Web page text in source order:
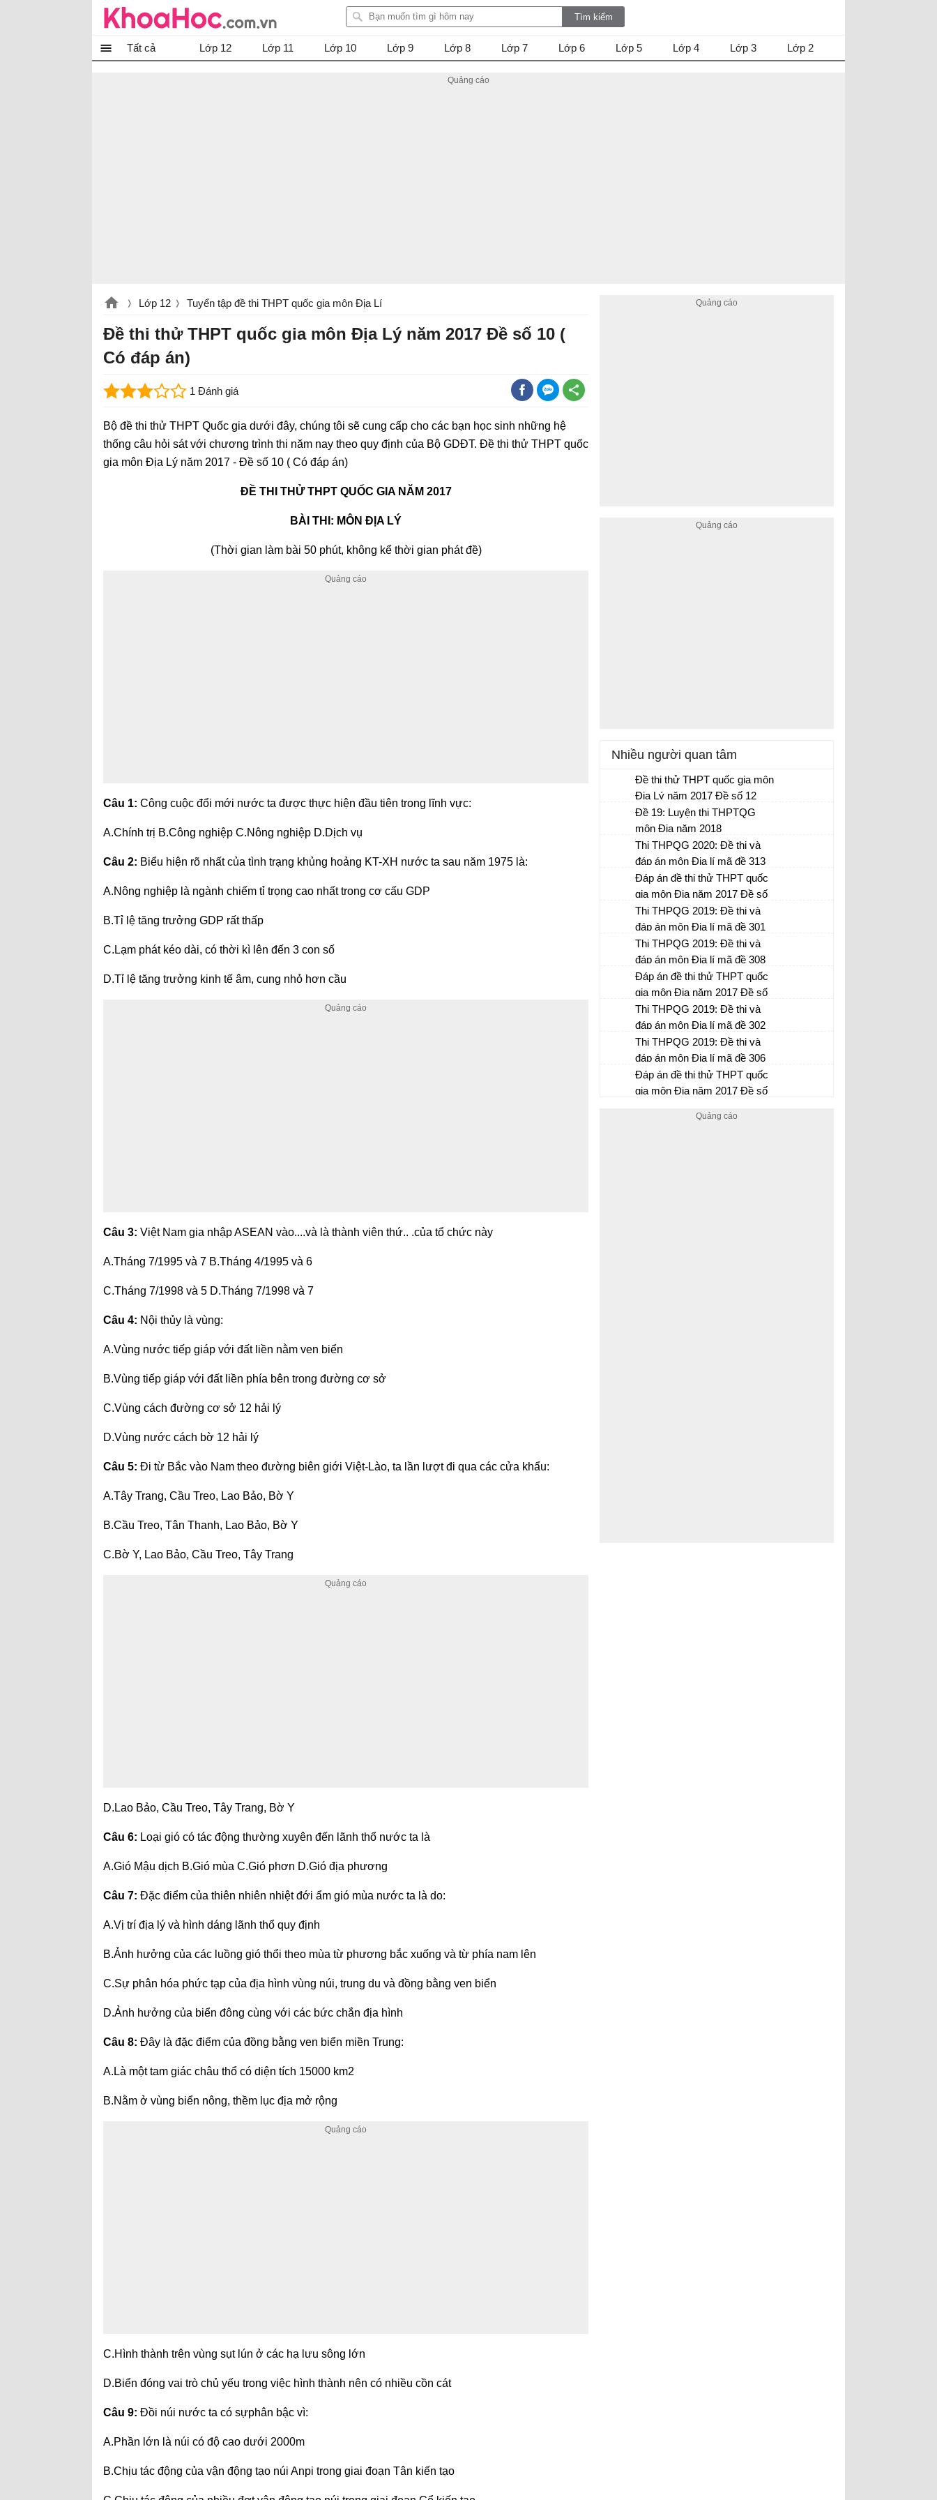
Tất cả Lớp 12 Lớp 11 Lớp 10 Lớp 9 Lớp 8 Lớp 7 Lớp 6 Lớp 5 Lớp 4 Lớp 3 Lớp 2
Lớp 12 Tuyển tập đề thi THPT quốc gia môn Địa Lí
Đề thi thử THPT quốc gia môn Địa Lý năm 2017 Đề số 10 (
Có đáp án)
1 Đánh giá
Bộ đề thi thử THPT Quốc gia dưới đây, chúng tôi sẽ cung cấp cho các bạn học sinh những hệ
thống câu hỏi sát với chương trình thi năm nay theo quy định của Bộ GDĐT. Đề thi thử THPT quốc
gia môn Địa Lý năm 2017 - Đề số 10 ( Có đáp án)
ĐỀ THI THỬ THPT QUỐC GIA NĂM 2017
BÀI THI: MÔN ĐỊA LÝ
(Thời gian làm bài 50 phút, không kể thời gian phát đề)
Câu 1: Công cuộc đổi mới nước ta được thực hiện đầu tiên trong lĩnh vực:
A.Chính trị B.Công nghiệp C.Nông nghiệp D.Dịch vụ
Câu 2: Biểu hiện rõ nhất của tình trạng khủng hoảng KT-XH nước ta sau năm 1975 là:
A.Nông nghiệp là ngành chiếm tỉ trọng cao nhất trong cơ cấu GDP
B.Tỉ lệ tăng trưởng GDP rất thấp
C.Lạm phát kéo dài, có thời kì lên đến 3 con số
D.Tỉ lệ tăng trưởng kinh tế âm, cung nhỏ hơn cầu
Câu 3: Việt Nam gia nhập ASEAN vào....và là thành viên thứ.. .của tổ chức này
A.Tháng 7/1995 và 7 B.Tháng 4/1995 và 6
C.Tháng 7/1998 và 5 D.Tháng 7/1998 và 7
Câu 4: Nội thủy là vùng:
A.Vùng nước tiếp giáp với đất liền nằm ven biển
B.Vùng tiếp giáp với đất liền phía bên trong đường cơ sở
C.Vùng cách đường cơ sở 12 hải lý
D.Vùng nước cách bờ 12 hải lý
Câu 5: Đi từ Bắc vào Nam theo đường biên giới Việt-Lào, ta lần lượt đi qua các cửa khẩu:
A.Tây Trang, Cầu Treo, Lao Bảo, Bờ Y
B.Cầu Treo, Tân Thanh, Lao Bảo, Bờ Y
C.Bờ Y, Lao Bảo, Cầu Treo, Tây Trang
D.Lao Bảo, Cầu Treo, Tây Trang, Bờ Y
Câu 6: Loại gió có tác động thường xuyên đến lãnh thổ nước ta là
A.Gió Mậu dịch B.Gió mùa C.Gió phơn D.Gió địa phương
Câu 7: Đặc điểm của thiên nhiên nhiệt đới ẩm gió mùa nước ta là do:
A.Vị trí địa lý và hình dáng lãnh thổ quy định
B.Ảnh hưởng của các luồng gió thổi theo mùa từ phương bắc xuống và từ phía nam lên
C.Sự phân hóa phức tạp của địa hình vùng núi, trung du và đồng bằng ven biển
D.Ảnh hưởng của biển đông cùng với các bức chắn địa hình
Câu 8: Đây là đặc điểm của đồng bằng ven biển miền Trung:
A.Là một tam giác châu thổ có diện tích 15000 km2
B.Nằm ở vùng biển nông, thềm lục địa mở rộng
C.Hình thành trên vùng sụt lún ở các hạ lưu sông lớn
D.Biển đóng vai trò chủ yếu trong việc hình thành nên có nhiều cồn cát
Câu 9: Đồi núi nước ta có sựphân bậc vì:
A.Phần lớn là núi có độ cao dưới 2000m
B.Chịu tác động của vận động tạo núi Anpi trong giai đoạn Tân kiến tạo
Nhiều người quan tâm
Đề thi thử THPT quốc gia môn
Địa Lý năm 2017 Đề số 12
Đề 19: Luyện thi THPTQG
môn Địa năm 2018
Thi THPQG 2020: Đề thi và
đáp án môn Địa lí mã đề 313
Đáp án đề thi thử THPT quốc
gia môn Địa năm 2017 Đề số
13
Thi THPQG 2019: Đề thi và
đáp án môn Địa lí mã đề 301
Thi THPQG 2019: Đề thi và
đáp án môn Địa lí mã đề 308
Đáp án đề thi thử THPT quốc
gia môn Địa năm 2017 Đề số
24
Thi THPQG 2019: Đề thi và
đáp án môn Địa lí mã đề 302
Thi THPQG 2019: Đề thi và
đáp án môn Địa lí mã đề 306
Đáp án đề thi thử THPT quốc
gia môn Địa năm 2017 Đề số